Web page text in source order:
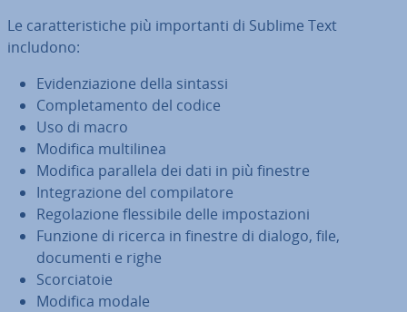
Le ca­rat­te­ri­sti­che più im­por­tan­ti di Sublime Text
includono:
Evi­den­zia­zio­ne della sintassi
Com­ple­ta­men­to del codice
Uso di macro
Modifica mul­ti­li­nea
Modifica parallela dei dati in più finestre
In­te­gra­zio­ne del com­pi­la­to­re
Re­go­la­zio­ne fles­si­bi­le delle im­po­sta­zio­ni
Funzione di ricerca in finestre di dialogo, file,
documenti e righe
Scor­cia­to­ie
Modifica modale